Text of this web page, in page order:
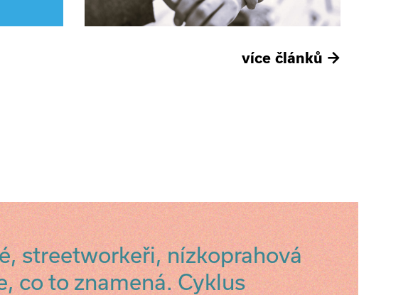
více článků →
streetworkeři, nízkoprahová
co to znamená. Cyklus